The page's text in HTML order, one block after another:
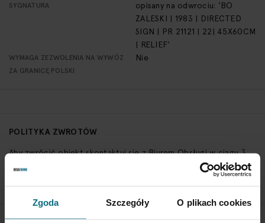
Zgoda Szczegóły O plikach cookies
SYGNATURA
opisany na odwrociu: 'BO
ZALESKI | 1983 | DIRECTED
SIGN | PR 21121 | 22| 45X60CM
| RELIEF'
WYMAGA ZEZWOLENIA NA WYWÓZ
ZA GRANICĘ POLSKI
Nie
POLITYKA ZWROTÓW
Aby zwrócić obiekt skontaktuj się z Biurem Obsługi w ciągu 3